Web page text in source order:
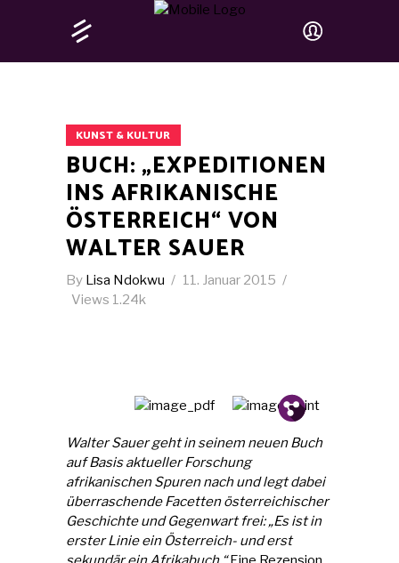
KUNST & KULTUR
BUCH: „EXPEDITIONEN
INS AFRIKANISCHE
ÖSTERREICH“ VON
WALTER SAUER
By Lisa Ndokwu
11. Januar 2015
Views 1.24k
Fb.
Tw.
Pin.
Walter Sauer geht in seinem neuen Buch
auf Basis aktueller Forschung
afrikanischen Spuren nach und legt dabei
überraschende Facetten österreichischer
Geschichte und Gegenwart frei: „Es ist in
erster Linie ein Österreich- und erst